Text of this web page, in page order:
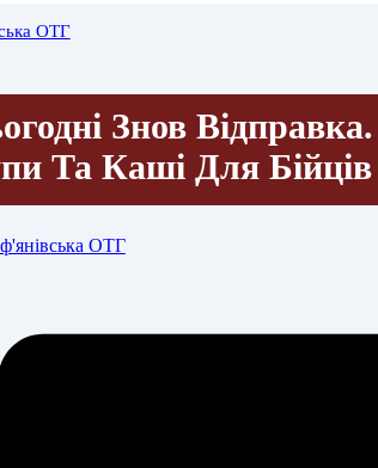
ОТГ
Знов
Та Каші Для
ОТГ